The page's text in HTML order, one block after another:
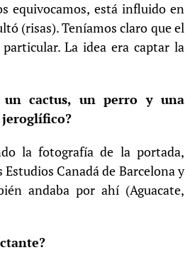
equivocamos, está influido en
(risas). Teníamos claro que el
La idea era captar la
un cactus, un perro y una
jeroglífico?
la fotografía de la portada,
Canadá de Barcelona y
andaba por ahí (Aguacate,